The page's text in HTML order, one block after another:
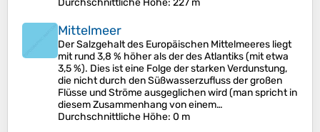
Durchschnittliche Höhe: 227 m
Mittelmeer
Der Salzgehalt des Europäischen Mittelmeeres liegt
mit rund 3,8 % höher als der des Atlantiks (mit etwa
3,5 %). Dies ist eine Folge der starken Verdunstung,
die nicht durch den Süßwasserzufluss der großen
Flüsse und Ströme ausgeglichen wird (man spricht in
diesem Zusammenhang von einem…
Durchschnittliche Höhe: 0 m